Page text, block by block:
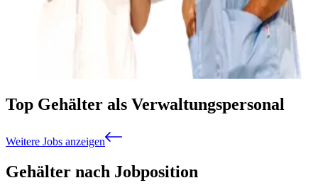
Top Gehälter als Verwaltungspersonal
Weitere Jobs anzeigen
Gehälter nach Jobposition